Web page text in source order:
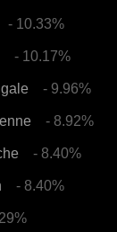
- 10.33%
- 10.17%
- 9.96%
- 8.92%
- 8.40%
- 8.40%